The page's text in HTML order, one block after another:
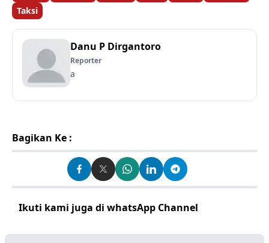
Taksi
Danu P Dirgantoro
Reporter
a
Bagikan Ke :
Ikuti kami juga di whatsApp Channel